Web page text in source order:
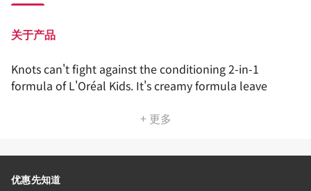
关于产品
Knots can't fight against the conditioning 2-in-1
formula of L'Oréal Kids. It's creamy formula leave
+ 更多
优惠先知道